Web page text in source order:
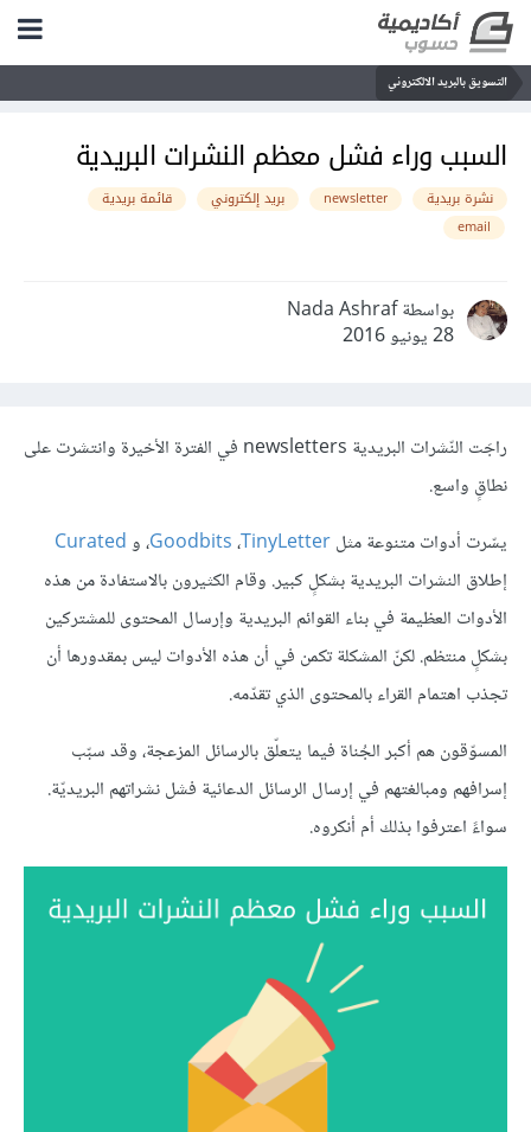
التسويق بالبريد الالكتروني
السبب وراء فشل معظم النشرات البريدية
نشرة بريدية newsletter بريد إلكتروني
قائمة بريدية
email
بواسطة Nada Ashraf
28 يونيو 2016
راجَت النّشرات البريدية newsletters في الفترة الأخيرة وانتشرت على
نطاقٍ واسع.
يسّرت أدوات متنوعة مثل
Goodbits،TinyLetter ، وCurated
إطلاق النشرات البريدية بشكلٍ كبير. وقام الكثيرون بالاستفادة من هذه
الأدوات العظيمة في بناء القوائم البريدية وإرسال المحتوى للمشتركين
بشكلٍ منتظم. لكنّ المشكلة تكمن في أن هذه الأدوات ليس بمقدورها أن
تجذب اهتمام القراء بالمحتوى الذي تقدّمه.
المسوّقون هم أكبر الجُناة فيما يتعلّق بالرسائل المزعجة، وقد سبّب
إسرافهم ومبالغتهم في إرسال الرسائل الدعائية فشل نشراتهم البريديّة.
سواءً اعترفوا بذلك أم أنكروه.